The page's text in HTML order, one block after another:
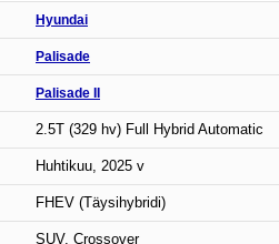
Hyundai
Palisade
Palisade II
2.5T (329 hv) Full Hybrid Automatic
Huhtikuu, 2025 v
FHEV (Täysihybridi)
SUV, Crossover